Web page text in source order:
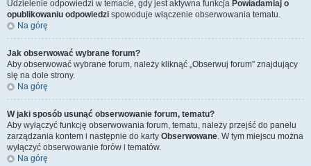
Udzielenie odpowiedzi w temacie, gdy jest aktywna funkcja Powiadamiaj o
opublikowaniu odpowiedzi spowoduje włączenie obserwowania tematu.
Na górę
Jak obserwować wybrane forum?
Aby obserwować wybrane forum, należy kliknąć „Obserwuj forum” znajdujący
się na dole strony.
Na górę
W jaki sposób usunąć obserwowanie forum, tematu?
Aby wyłączyć funkcję obserwowania forum, tematu, należy przejść do panelu
zarządzania kontem i następnie do karty Obserwowane. W tym miejscu można
wyłączyć obserwowanie forów i tematów.
Na górę